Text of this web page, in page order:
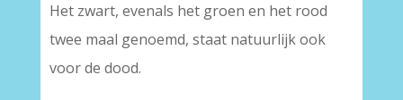
Het zwart, evenals het groen en het rood
twee maal genoemd, staat natuurlijk ook
voor de dood.